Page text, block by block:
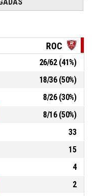
convertido
79-65
- pierde por 11
, Tiro libre 1/2 convertido
- pierde por 12
10, J. Catalin, Se retira
ROC
26/62(41%)
18/36(50%)
8/26(30%)
8/16(50%)
33
15
4
2